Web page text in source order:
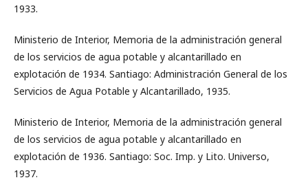
1933.
Ministerio de Interior, Memoria de la administración general
de los servicios de agua potable y alcantarillado en
explotación de 1934. Santiago: Administración General de los
Servicios de Agua Potable y Alcantarillado, 1935.
Ministerio de Interior, Memoria de la administración general
de los servicios de agua potable y alcantarillado en
explotación de 1936. Santiago: Soc. Imp. y Lito. Universo,
1937.